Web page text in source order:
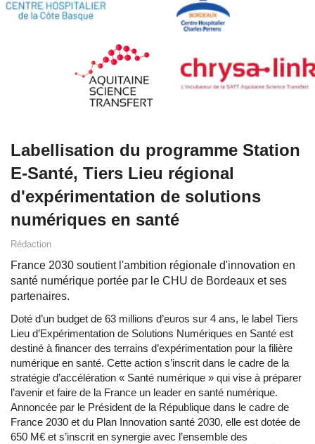
Labellisation du programme Station
E-Santé, Tiers Lieu régional
d'expérimentation de solutions
numériques en santé
Rédaction
France 2030 soutient l'ambition régionale d'innovation en
santé numérique portée par le CHU de Bordeaux et ses
partenaires.
Doté d’un budget de 63 millions d’euros sur 4 ans, le label Tiers
Lieu d’Expérimentation de Solutions Numériques en Santé est
destiné à financer des terrains d’expérimentation pour la filière
numérique en santé. Cette action s’inscrit dans le cadre de la
stratégie d’accélération « Santé numérique » qui vise à préparer
l’avenir et faire de la France un leader en santé numérique.
Annoncée par le Président de la République dans le cadre de
France 2030 et du Plan Innovation santé 2030, elle est dotée de
650 M€ et s’inscrit en synergie avec l’ensemble des